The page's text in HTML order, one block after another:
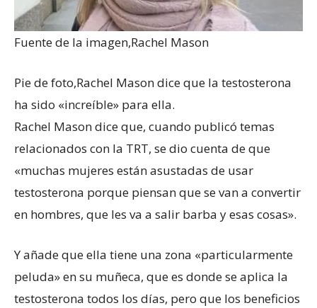
Fuente de la imagen,Rachel Mason
Pie de foto,Rachel Mason dice que la testosterona
ha sido «increíble» para ella.
Rachel Mason dice que, cuando publicó temas
relacionados con la TRT, se dio cuenta de que
«muchas mujeres están asustadas de usar
testosterona porque piensan que se van a convertir
en hombres, que les va a salir barba y esas cosas».
Y añade que ella tiene una zona «particularmente
peluda» en su muñeca, que es donde se aplica la
testosterona todos los días, pero que los beneficios